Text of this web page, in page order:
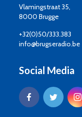
Vlamingstraat 35,
8000 Brugge
+32(0)50/333.383
info@brugseradio.be
Social Media